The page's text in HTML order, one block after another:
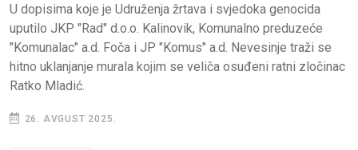
U dopisima koje je Udruženja žrtava i svjedoka genocida
uputilo JKP "Rad" d.o.o. Kalinovik, Komunalno preduzeće
"Komunalac" a.d. Foča i JP "Komus" a.d. Nevesinje traži se
hitno uklanjanje murala kojim se veliča osuđeni ratni zločinac
Ratko Mladić.
26. AVGUST 2025.